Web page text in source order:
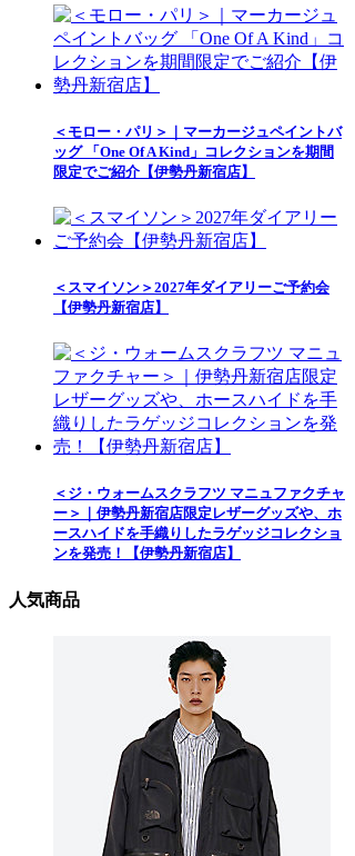
＜モロー・パリ＞｜マーカージュペイントバ
ッグ 「One Of A Kind」コレクションを期間
限定でご紹介【伊勢丹新宿店】
＜スマイソン＞2027年ダイアリーご予約会
【伊勢丹新宿店】
＜ジ・ウォームスクラフツ マニュファクチャ
ー＞｜伊勢丹新宿店限定レザーグッズや、ホ
ースハイドを手織りしたラゲッジコレクショ
ンを発売！【伊勢丹新宿店】
人気商品